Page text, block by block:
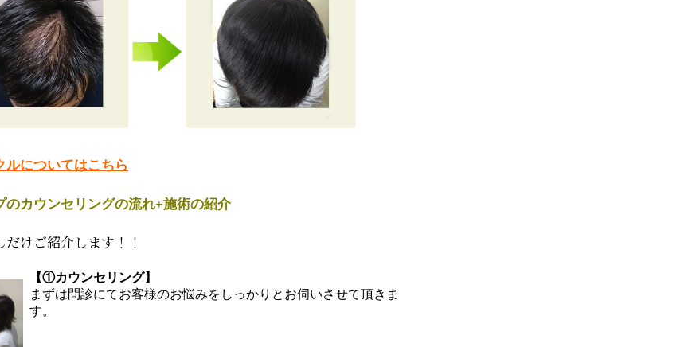
についてはこちら
のカウンセリングの流れ+施術の紹介
けご紹介します！！
【①カウンセリング】
まずは問診にてお客様のお悩みをしっかりとお伺いさせて頂きま
す。